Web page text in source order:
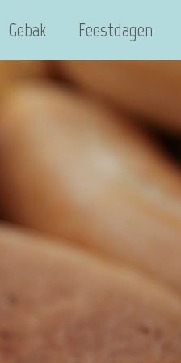
Gebak Feestdagen